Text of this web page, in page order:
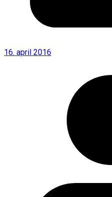
16. april 2016